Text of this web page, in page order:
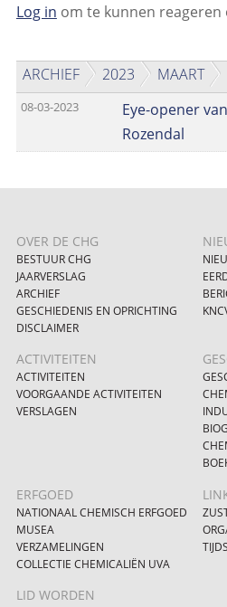
Log in om te kunnen
ARCHIEF 2023 MAART
08-03-2023
Eye-opener
Rozendal
OVER DE CHG
BESTUUR CHG
JAARVERSLAG
ARCHIEF
GESCHIEDENIS EN OPRICHTING
DISCLAIMER
ACTIVITEITEN
ACTIVITEITEN
VOORGAANDE ACTIVITEITEN
VERSLAGEN
ERFGOED
NATIONAAL CHEMISCH ERFGOED
MUSEA
VERZAMELINGEN
COLLECTIE CHEMICALIËN UVA
LID WORDEN